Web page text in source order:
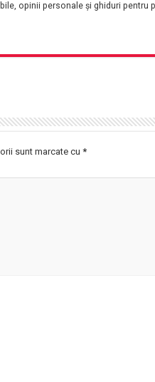
opinii personale și ghiduri pentru
sunt marcate cu *